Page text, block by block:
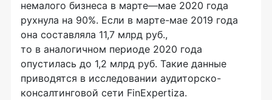
немалого бизнеса в марте—мае 2020 года
рухнула на 90%. Если в марте-мае 2019 года
она составляла 11,7 млрд руб.,
то в аналогичном периоде 2020 года
опустилась до 1,2 млрд руб. Такие данные
приводятся в исследовании аудиторско-
консалтинговой сети FinExpertiza.